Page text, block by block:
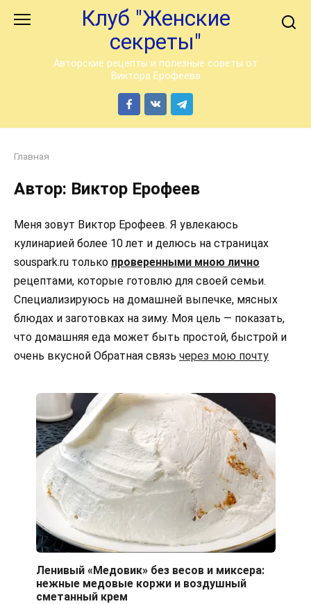
Клуб "Женские
секреты"
Авторские рецепты и полезные советы от
Виктора Ерофеева
Главная
Автор: Виктор Ерофеев
Меня зовут Виктор Ерофеев. Я увлекаюсь
кулинарией более 10 лет и делюсь на страницах
souspark.ru только проверенными мною лично
рецептами, которые готовлю для своей семьи.
Специализируюсь на домашней выпечке, мясных
блюдах и заготовках на зиму. Моя цель — показать,
что домашняя еда может быть простой, быстрой и
очень вкусной Обратная связь через мою почту
Ленивый «Медовик» без весов и миксера:
нежные медовые коржи и воздушный
сметанный крем